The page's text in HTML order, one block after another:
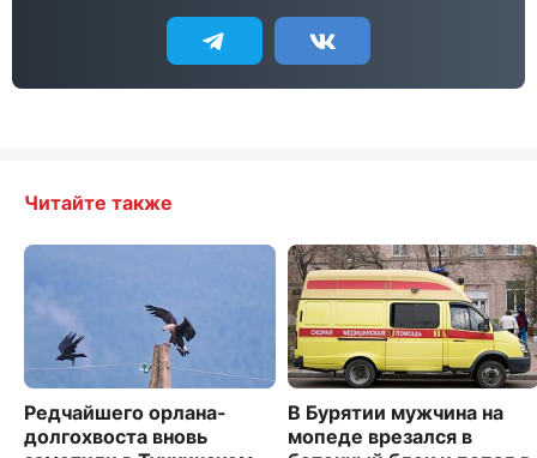
Читайте также
Редчайшего орлана-
долгохвоста вновь
В Бурятии мужчина на
мопеде врезался в